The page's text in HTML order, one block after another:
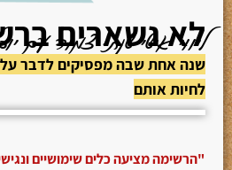
לא נשארים
ליווי אישי שנתי צמוד עם
שנה אחת שבה מפסיקים לדבר על
לחיות אותם
"הרשימה מציעה כלים שימושיים